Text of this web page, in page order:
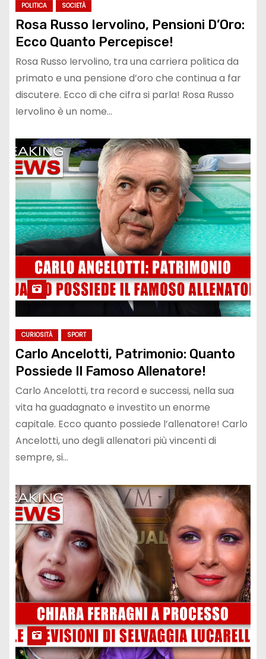
POLITICA SOCIETÀ
Rosa Russo Iervolino, Pensioni D’Oro:
Ecco Quanto Percepisce!
Rosa Russo Iervolino, tra una carriera politica da
primato e una pensione d’oro che continua a far
discutere. Ecco di che cifra si parla! Rosa Russo
Iervolino è un nome…
CURIOSITÀ SPORT
Carlo Ancelotti, Patrimonio: Quanto
Possiede Il Famoso Allenatore!
Carlo Ancelotti, tra record e successi, nella sua
vita ha guadagnato e investito un enorme
capitale. Ecco quanto possiede l’allenatore! Carlo
Ancelotti, uno degli allenatori più vincenti di
sempre, si…